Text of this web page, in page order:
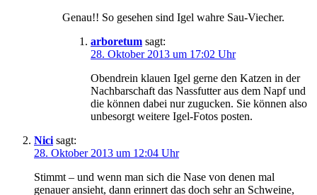
Genau!! So gesehen sind Igel wahre Sau-Viecher.
arboretum sagt:
28. Oktober 2013 um 17:02 Uhr
Obendrein klauen Igel gerne den Katzen in der
Nachbarschaft das Nassfutter aus dem Napf und
die können dabei nur zugucken. Sie können also
unbesorgt weitere Igel-Fotos posten.
Nici sagt:
28. Oktober 2013 um 12:04 Uhr
Stimmt – und wenn man sich die Nase von denen mal
genauer ansieht, dann erinnert das doch sehr an Schweine,